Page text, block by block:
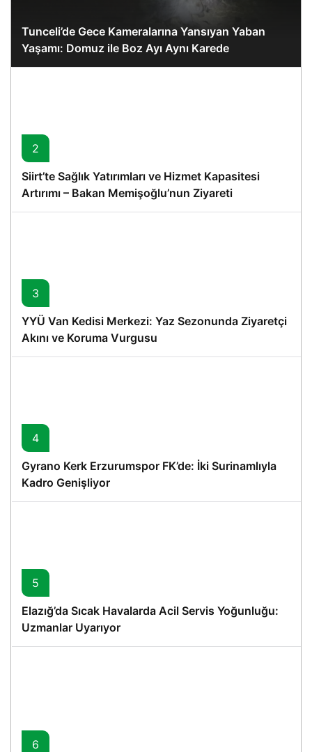
Tunceli’de Gece Kameralarına Yansıyan Yaban
Yaşamı: Domuz ile Boz Ayı Aynı Karede
2
Siirt’te Sağlık Yatırımları ve Hizmet Kapasitesi
Artırımı – Bakan Memişoğlu’nun Ziyareti
3
YYÜ Van Kedisi Merkezi: Yaz Sezonunda Ziyaretçi
Akını ve Koruma Vurgusu
4
Gyrano Kerk Erzurumspor FK’de: İki Surinamlıyla
Kadro Genişliyor
5
Elazığ’da Sıcak Havalarda Acil Servis Yoğunluğu:
Uzmanlar Uyarıyor
6